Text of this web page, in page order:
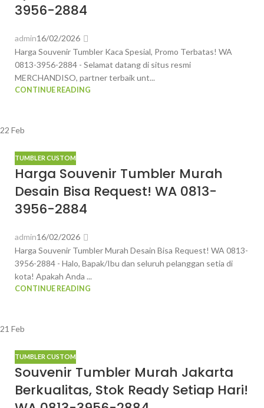
3956-2884
admin16/02/2026
Harga Souvenir Tumbler Kaca Spesial, Promo Terbatas! WA
0813-3956-2884 - Selamat datang di situs resmi
MERCHANDISO, partner terbaik unt...
CONTINUE READING
22 Feb
TUMBLER CUSTOM
Harga Souvenir Tumbler Murah
Desain Bisa Request! WA 0813-
3956-2884
admin16/02/2026
Harga Souvenir Tumbler Murah Desain Bisa Request! WA 0813-
3956-2884 - Halo, Bapak/Ibu dan seluruh pelanggan setia di
kota! Apakah Anda ...
CONTINUE READING
21 Feb
TUMBLER CUSTOM
Souvenir Tumbler Murah Jakarta
Berkualitas, Stok Ready Setiap Hari!